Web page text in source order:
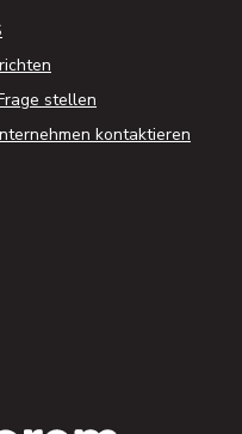
stellen
kontaktieren